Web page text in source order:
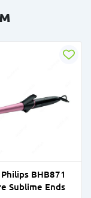
BHB871
Sublime Ends